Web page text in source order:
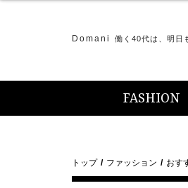
Domani 働く40代は、明日
FASHION
トップ ファッション おす